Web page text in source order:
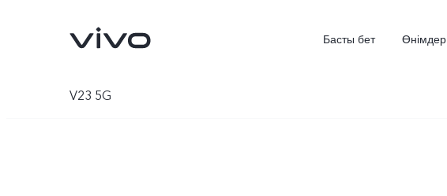
Басты бет Өнімдер
V23 5G